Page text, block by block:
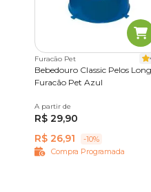
Furacão Pet
Bebedouro Classic Pelos
Furacão Pet Azul
1 L
A partir de
R$ 29,90
R$ 26,91
-10%
Compra Programada